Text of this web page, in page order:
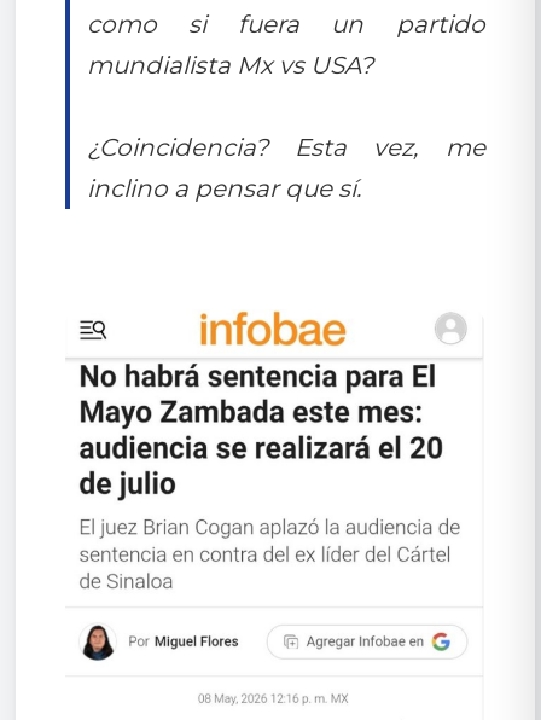
como si fuera un partido
mundialista Mx vs USA?
¿Coincidencia? Esta vez, me
inclino a pensar que sí.